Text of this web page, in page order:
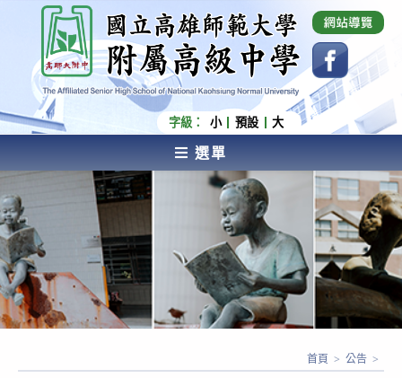
內
容
國立高雄師範大學附屬高級中學 Affiliated Senior
High School of National Kaohsiung Normal
University
字級： 小 預設 大
選單
AFFILIATED SENIOR HIGH SCHOOL OF NATIONAL
KAOHSIUNG NORMAL UNIVERSITY
首頁 > 公告 >